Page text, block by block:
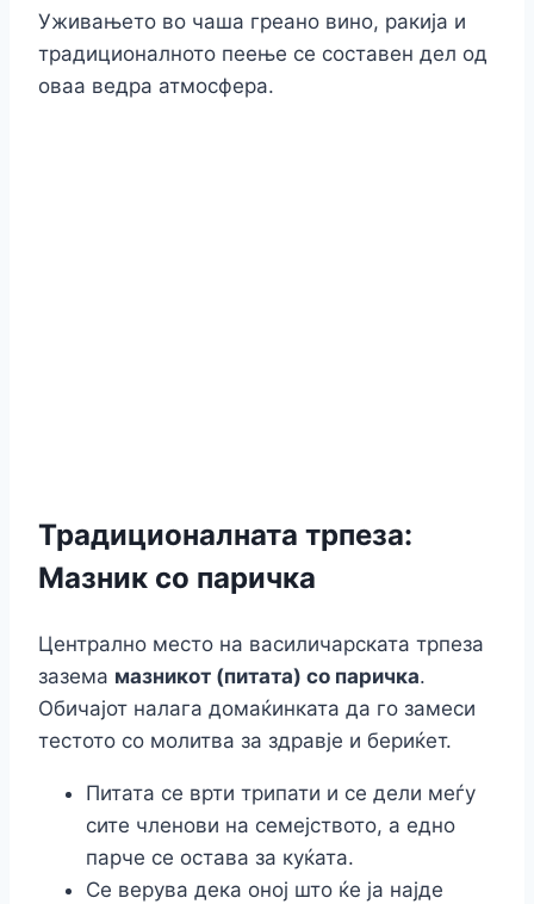
Уживањето во чаша греано вино, ракија и
традиционалното пеење се составен дел од
оваа ведра атмосфера.
Традиционалната трпеза:
Мазник со паричка
Централно место на василичарската трпеза
зазема мазникот (питата) со паричка.
Обичајот налага домаќинката да го замеси
тестото со молитва за здравје и бериќет.
Питата се врти трипати и се дели меѓу
сите членови на семејството, а едно
парче се остава за куќата.
Се верува дека оној што ќе ја најде